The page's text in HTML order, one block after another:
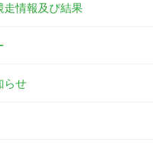
走情報及び結果
らせ